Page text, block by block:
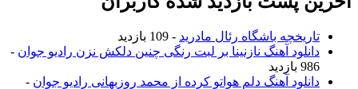
باشگاه رئال مادرید- 109 بازدید
آهنگ نازنینا بر لبت رنگی چنین دلکش نزن رادیو جوان -
آهنگ دلم هواتو کرده از محمد روزبهانی رادیو جوان -